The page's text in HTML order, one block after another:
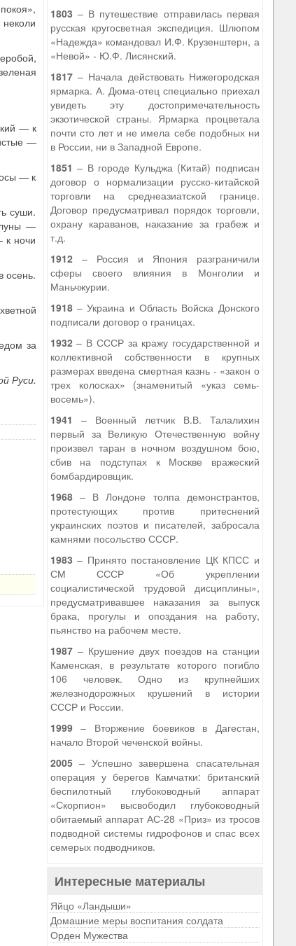
— к
—
— к
суши.
луны —
к ночи
осень.
за
Руси.
1803 – В путешествие отправилась первая
русская кругосветная экспедиция. Шлюпом
«Надежда» командовал И.Ф. Крузенштерн, а
«Невой» - Ю.Ф. Лисянский.
1817– Начала действовать Нижегородская
ярмарка. А. Дюма-отец специально приехал
увидеть эту достопримечательность
экзотической страны. Ярмарка процветала
почти сто лет и не имела себе подобных ни
в России, ни в Западной Европе.
1851 – В городе Кульджа (Китай) подписан
договор о нормализации русско-китайской
торговли на среднеазиатской границе.
Договор предусматривал порядок торговли,
охрану караванов, наказание за грабеж и
т.д.
1912– Россия и Япония разграничили
сферы своего влияния в Монголии и
Маньчжурии.
1918– Украина и Область Войска Донского
подписали договор о границах.
1932– В СССР за кражу государственной и
коллективной собственности в крупных
размерах введена смертная казнь - «закон о
трех колосках» (знаменитый «указ семь-
восемь»).
1941 – Военный летчик В.В. Талалихин
первый за Великую Отечественную войну
произвел таран в ночном воздушном бою,
сбив на подступах к Москве вражеский
бомбардировщик.
1968– В Лондоне толпа демонстрантов,
протестующих против притеснений
украинских поэтов и писателей, забросала
камнями посольство СССР.
1983 – Принято постановление ЦК КПСС и
СМ СССР «Об укреплении
социалистической трудовой дисциплины»,
предусматривавшее наказания за выпуск
брака, прогулы и опоздания на работу,
пьянство на рабочем месте.
1987– Крушение двух поездов на станции
Каменская, в результате которого погибло
106 человек. Одно из крупнейших
железнодорожных крушений в истории
СССР и России.
1999– Вторжение боевиков в Дагестан,
начало Второй чеченской войны.
2005– Успешно завершена спасательная
операция у берегов Камчатки: британский
беспилотный глубоководный аппарат
«Скорпион» высвободил глубоководный
обитаемый аппарат АС-28 «Приз» из тросов
подводной системы гидрофонов и спас всех
семерых подводников.
Интересные материалы
Яйцо «Ландыши»
Домашние меры воспитания солдата
Орден Мужества